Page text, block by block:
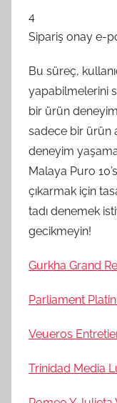
4
Sipariş onay e-
Bu süreç,
yapabilmelerini
bir ürün
sadece bir ürün
deneyim
Malaya Puro
çıkarmak için
tadı denemek
gecikmeyin!
Gurkha Grand
Parliament
Veueros
Trinidad Media